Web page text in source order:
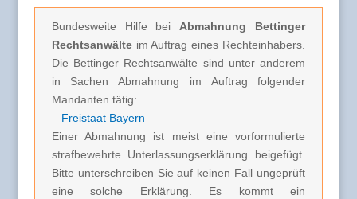
Bundesweite Hilfe beiAbmahnung Bettinger
Rechtsanwälteim Auftrag eines Rechteinhabers.
Die Bettinger Rechtsanwälte sind unter anderem
in Sachen Abmahnung im Auftrag folgender
Mandanten tätig:
– Freistaat Bayern
Einer Abmahnung ist meist eine vorformulierte
strafbewehrte Unterlassungserklärung beigefügt.
Bitte unterschreiben Sie auf keinen Fall ungeprüft
eine solche Erklärung. Es kommt ein